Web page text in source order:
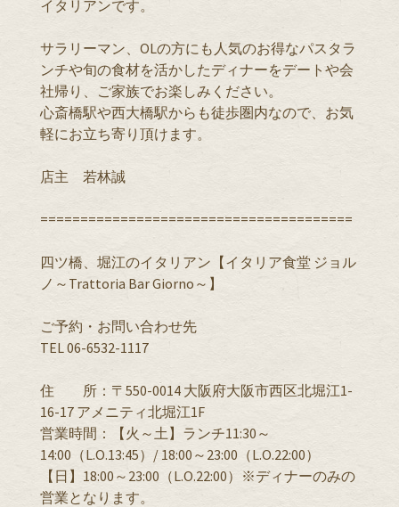
イタリアンです。
サラリーマン、OLの方にも人気のお得なパスタラ
ンチや旬の食材を活かしたディナーをデートや会
社帰り、ご家族でお楽しみください。
心斎橋駅や西大橋駅からも徒歩圏内なので、お気
軽にお立ち寄り頂けます。
店主 若林誠
=======================================
四ツ橋、堀江のイタリアン【イタリア食堂 ジョル
ノ～Trattoria Bar Giorno～】
ご予約・お問い合わせ先
TEL 06-6532-1117
住 所：〒550-0014 大阪府大阪市西区北堀江1-
16-17 アメニティ北堀江1F
営業時間：【火～土】ランチ11:30～
14:00（L.O.13:45）/ 18:00～23:00（L.O.22:00）
【日】18:00～23:00（L.O.22:00）※ディナーのみの
営業となります。